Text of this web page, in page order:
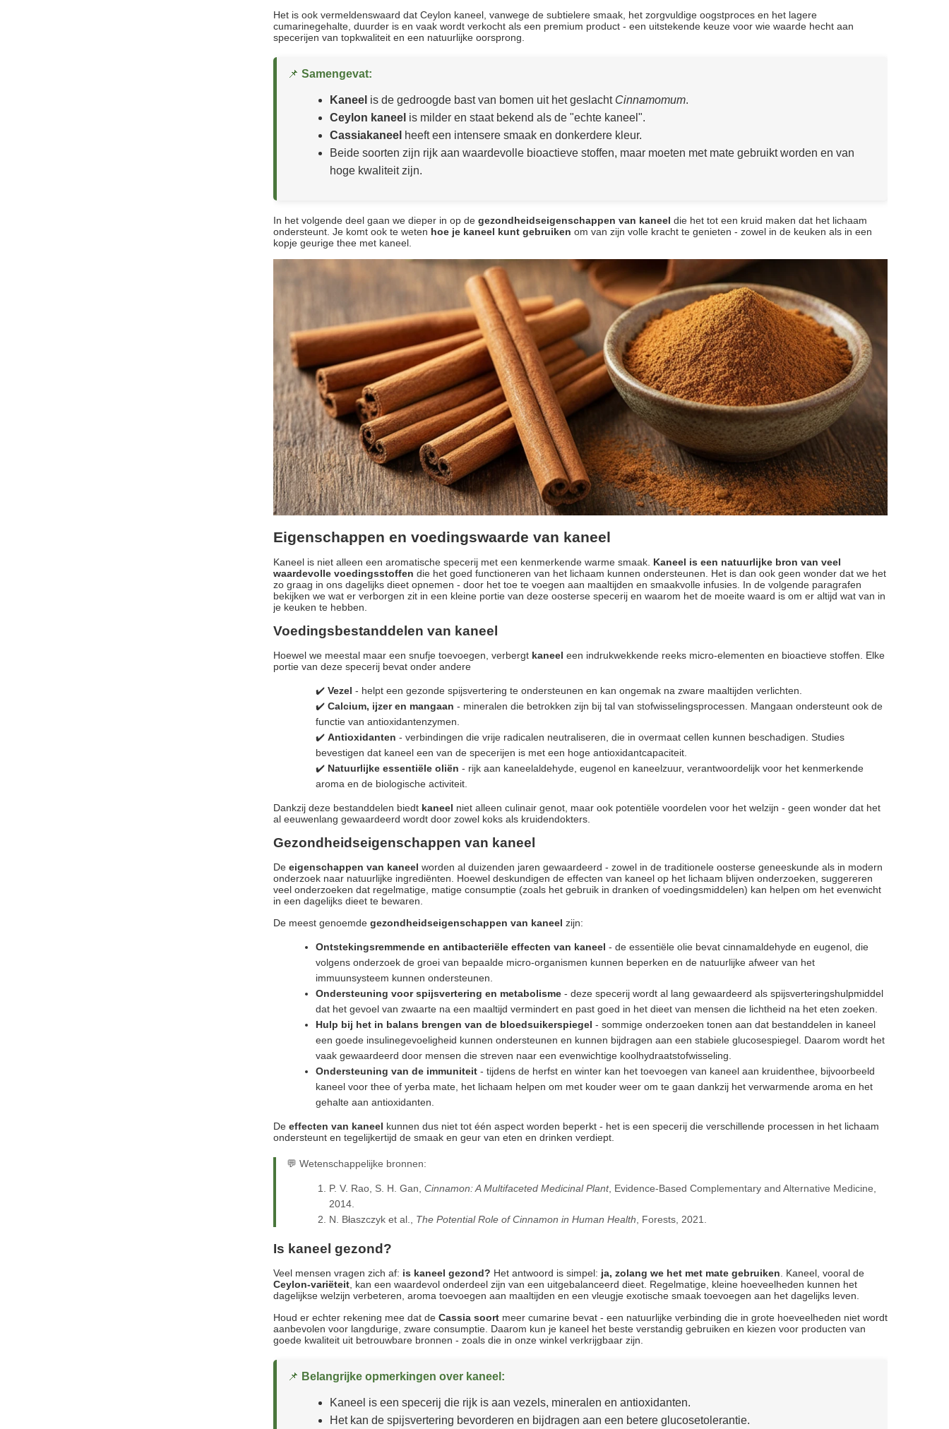
Het is ook vermeldenswaard dat Ceylon kaneel, vanwege de subtielere smaak, het zorgvuldige oogstproces en het lagere
cumarinegehalte, duurder is en vaak wordt verkocht als een premium product - een uitstekende keuze voor wie waarde hecht aan
specerijen van topkwaliteit en een natuurlijke oorsprong.
📌 Samengevat:
Kaneel is de gedroogde bast van bomen uit het geslacht Cinnamomum.
Ceylon kaneel is milder en staat bekend als de "echte kaneel".
Cassiakaneel heeft een intensere smaak en donkerdere kleur.
Beide soorten zijn rijk aan waardevolle bioactieve stoffen, maar moeten met mate gebruikt worden en van
hoge kwaliteit zijn.
In het volgende deel gaan we dieper in op de gezondheidseigenschappen van kaneel die het tot een kruid maken dat het lichaam
ondersteunt. Je komt ook te weten hoe je kaneel kunt gebruiken om van zijn volle kracht te genieten - zowel in de keuken als in een
kopje geurige thee met kaneel.
Eigenschappen en voedingswaarde van kaneel
Kaneel is niet alleen een aromatische specerij met een kenmerkende warme smaak. Kaneel is een natuurlijke bron van veel
waardevolle voedingsstoffen die het goed functioneren van het lichaam kunnen ondersteunen. Het is dan ook geen wonder dat we het
zo graag in ons dagelijks dieet opnemen - door het toe te voegen aan maaltijden en smaakvolle infusies. In de volgende paragrafen
bekijken we wat er verborgen zit in een kleine portie van deze oosterse specerij en waarom het de moeite waard is om er altijd wat van in
je keuken te hebben.
Voedingsbestanddelen van kaneel
Hoewel we meestal maar een snufje toevoegen, verbergt kaneel een indrukwekkende reeks micro-elementen en bioactieve stoffen. Elke
portie van deze specerij bevat onder andere
✔️ Vezel - helpt een gezonde spijsvertering te ondersteunen en kan ongemak na zware maaltijden verlichten.
✔️ Calcium, ijzer en mangaan - mineralen die betrokken zijn bij tal van stofwisselingsprocessen. Mangaan ondersteunt ook de
functie van antioxidantenzymen.
✔️ Antioxidanten - verbindingen die vrije radicalen neutraliseren, die in overmaat cellen kunnen beschadigen. Studies
bevestigen dat kaneel een van de specerijen is met een hoge antioxidantcapaciteit.
✔️ Natuurlijke essentiële oliën - rijk aan kaneelaldehyde, eugenol en kaneelzuur, verantwoordelijk voor het kenmerkende
aroma en de biologische activiteit.
Dankzij deze bestanddelen biedt kaneel niet alleen culinair genot, maar ook potentiële voordelen voor het welzijn - geen wonder dat het
al eeuwenlang gewaardeerd wordt door zowel koks als kruidendokters.
Gezondheidseigenschappen van kaneel
De eigenschappen van kaneel worden al duizenden jaren gewaardeerd - zowel in de traditionele oosterse geneeskunde als in modern
onderzoek naar natuurlijke ingrediënten. Hoewel deskundigen de effecten van kaneel op het lichaam blijven onderzoeken, suggereren
veel onderzoeken dat regelmatige, matige consumptie (zoals het gebruik in dranken of voedingsmiddelen) kan helpen om het evenwicht
in een dagelijks dieet te bewaren.
De meest genoemde gezondheidseigenschappen van kaneel zijn:
Ontstekingsremmende en antibacteriële effecten van kaneel - de essentiële olie bevat cinnamaldehyde en eugenol, die
volgens onderzoek de groei van bepaalde micro-organismen kunnen beperken en de natuurlijke afweer van het
immuunsysteem kunnen ondersteunen.
Ondersteuning voor spijsvertering en metabolisme - deze specerij wordt al lang gewaardeerd als spijsverteringshulpmiddel
dat het gevoel van zwaarte na een maaltijd vermindert en past goed in het dieet van mensen die lichtheid na het eten zoeken.
Hulp bij het in balans brengen van de bloedsuikerspiegel - sommige onderzoeken tonen aan dat bestanddelen in kaneel
een goede insulinegevoeligheid kunnen ondersteunen en kunnen bijdragen aan een stabiele glucosespiegel. Daarom wordt het
vaak gewaardeerd door mensen die streven naar een evenwichtige koolhydraatstofwisseling.
Ondersteuning van de immuniteit - tijdens de herfst en winter kan het toevoegen van kaneel aan kruidenthee, bijvoorbeeld
kaneel voor thee of yerba mate, het lichaam helpen om met kouder weer om te gaan dankzij het verwarmende aroma en het
gehalte aan antioxidanten.
De effecten van kaneel kunnen dus niet tot één aspect worden beperkt - het is een specerij die verschillende processen in het lichaam
ondersteunt en tegelijkertijd de smaak en geur van eten en drinken verdiept.
💬 Wetenschappelijke bronnen:
P. V. Rao, S. H. Gan, Cinnamon: A Multifaceted Medicinal Plant, Evidence‑Based Complementary and Alternative Medicine,
2014.
N. Błaszczyk et al., The Potential Role of Cinnamon in Human Health , Forests, 2021.
Is kaneel gezond?
Veel mensen vragen zich af: is kaneel gezond? Het antwoord is simpel: ja, zolang we het met mate gebruiken . Kaneel, vooral de
Ceylon-variëteit , kan een waardevol onderdeel zijn van een uitgebalanceerd dieet. Regelmatige, kleine hoeveelheden kunnen het
dagelijkse welzijn verbeteren, aroma toevoegen aan maaltijden en een vleugje exotische smaak toevoegen aan het dagelijks leven.
Houd er echter rekening mee dat de Cassia soort meer cumarine bevat - een natuurlijke verbinding die in grote hoeveelheden niet wordt
aanbevolen voor langdurige, zware consumptie. Daarom kun je kaneel het beste verstandig gebruiken en kiezen voor producten van
goede kwaliteit uit betrouwbare bronnen - zoals die in onze winkel verkrijgbaar zijn.
📌 Belangrijke opmerkingen over kaneel:
Kaneel is een specerij die rijk is aan vezels, mineralen en antioxidanten.
Het kan de spijsvertering bevorderen en bijdragen aan een betere glucosetolerantie.